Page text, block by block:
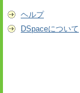
ヘルプ
DSpaceについて